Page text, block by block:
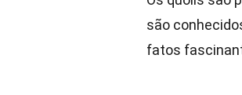
são
fatos